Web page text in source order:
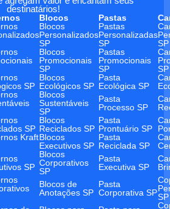
destinatários!
Blocos Pastas
Blocos
Personalizados
SP
Pastas
Personalizadas
SP
SP
Blocos
Promocionais
SP
Pastas
Promocionais
SP
SP
SP
Blocos
Ecológicos SP
Pasta
Ecológica SP
Blocos
Sustentáveis
SP
Pasta
Processo SP
SP
Blocos
Reciclados SP
Pasta
Prontuário SP
KraftBlocos
Executivos SP
Pasta
Reciclada SP
SP
Blocos
Corporativos
SP
Pasta
Executiva SP
Blocos de
Anotações SP
Pasta
Corporativa SPSP